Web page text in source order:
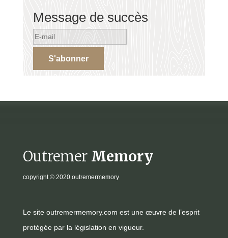
Message de succès
S'abonner
Outremer Memory
copyright© 2020 outremermemory
Le site outremermemory.com est une œuvre de l’esprit
protégée par la législation en vigueur.